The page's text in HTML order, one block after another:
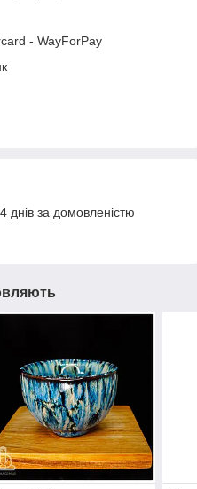
- WayForPay
днів за домовленістю